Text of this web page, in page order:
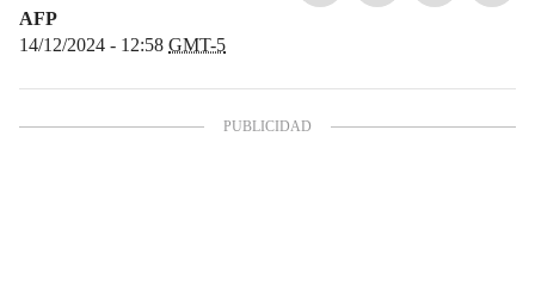
AFP
14/12/2024 - 12:58 GMT-5